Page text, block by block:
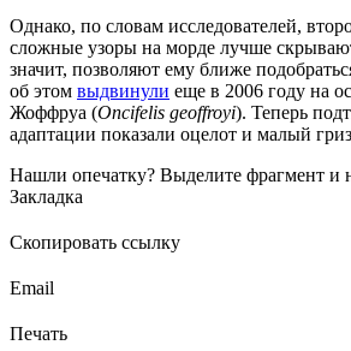
Однако, по словам исследователей,
сложные узоры на морде лучше
значит, позволяют ему ближе
об этом выдвинули еще в 2006 году на
Жоффруа (Oncifelis geoffroyi). Теперь
адаптации показали оцелот и малый
Нашли опечатку? Выделите фрагмент и
Закладка
Скопировать ссылку
Email
Печать